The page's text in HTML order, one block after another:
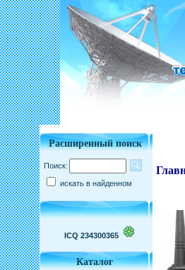
Расширенный поиск
Поиск:
искать в найденном
ICQ 234300365
Каталог